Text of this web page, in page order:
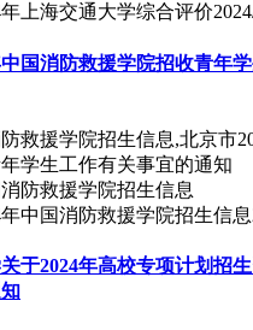
年上海交通大学综合评价
国消防救援学院招收青年
救援学院招生信息,北京市
学生工作有关事宜的通知
年中国消防救援学院招生信息
于2024年高校专项计划招